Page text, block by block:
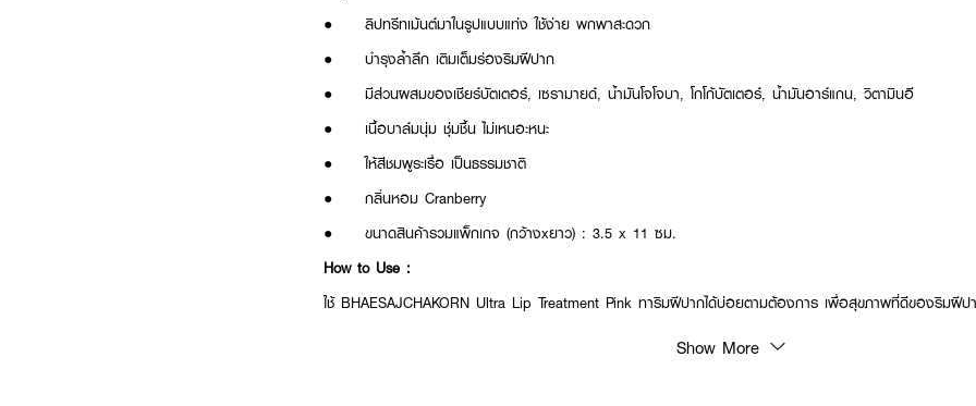
● ลิปทรีทเม้นต์มาในรูปแบบแท่ง ใช้ง่าย พกพาสะดวก
● บำรุงล้ำลึก เติมเต็มร่องริมฝีปาก
● มีส่วนผสมของเชียร์บัตเตอร์, เซรามายด์, น้ำมันโจโจบา, โกโก้บัตเตอร์, น้ำมันอาร์แกน, วิตามินอี
● เนื้อบาล์มนุ่ม ชุ่มชื้น ไม่เหนอะหนะ
● ให้สีชมพูระเรื่อ เป็นธรรมชาติ
● กลิ่นหอม Cranberry
● ขนาดสินค้ารวมแพ็กเกจ (กว้างxยาว) : 3.5 x 11 ซม.
How to Use :
ใช้ BHAESAJCHAKORN Ultra Lip Treatment Pink ทาริมฝีปากได้บ่อยตามต้องการ เพื่อสุขภาพที่ดีของริมฝี
Show More